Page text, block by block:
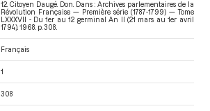
12. Citoyen Daugé. Don. Dans : Archives parlementaires de la
Révolution Française — Première série (1787-1799) — Tome
LXXXVII - Du 1er au 12 germinal An II (21 mars au 1er avril
1794) . 1968. p. 308.
Français
1
308